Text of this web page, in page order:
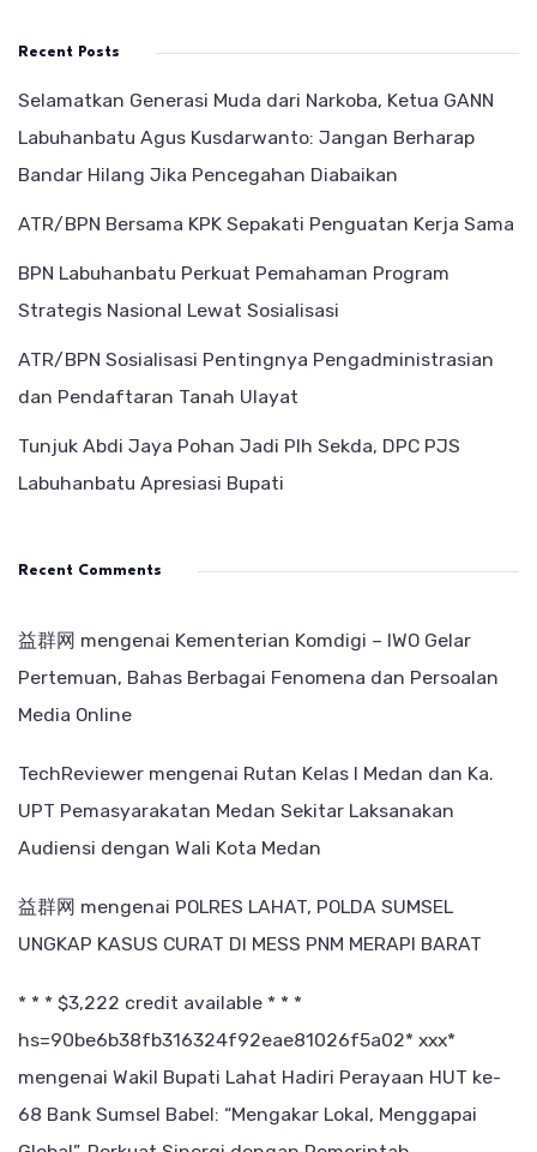
Recent Posts
Selamatkan Generasi Muda dari Narkoba, Ketua GANN
Labuhanbatu Agus Kusdarwanto: Jangan Berharap
Bandar Hilang Jika Pencegahan Diabaikan
ATR/BPN Bersama KPK Sepakati Penguatan Kerja Sama
BPN Labuhanbatu Perkuat Pemahaman Program
Strategis Nasional Lewat Sosialisasi
ATR/BPN Sosialisasi Pentingnya Pengadministrasian
dan Pendaftaran Tanah Ulayat
Tunjuk Abdi Jaya Pohan Jadi Plh Sekda, DPC PJS
Labuhanbatu Apresiasi Bupati
Recent Comments
益群网 mengenai Kementerian Komdigi – IWO Gelar
Pertemuan, Bahas Berbagai Fenomena dan Persoalan
Media Online
TechReviewer mengenai Rutan Kelas I Medan dan Ka.
UPT Pemasyarakatan Medan Sekitar Laksanakan
Audiensi dengan Wali Kota Medan
益群网 mengenai POLRES LAHAT, POLDA SUMSEL
UNGKAP KASUS CURAT DI MESS PNM MERAPI BARAT
* * * $3,222 credit available * * *
hs=90be6b38fb316324f92eae81026f5a02* ххх*
mengenai Wakil Bupati Lahat Hadiri Perayaan HUT ke-
68 Bank Sumsel Babel: “Mengakar Lokal, Menggapai